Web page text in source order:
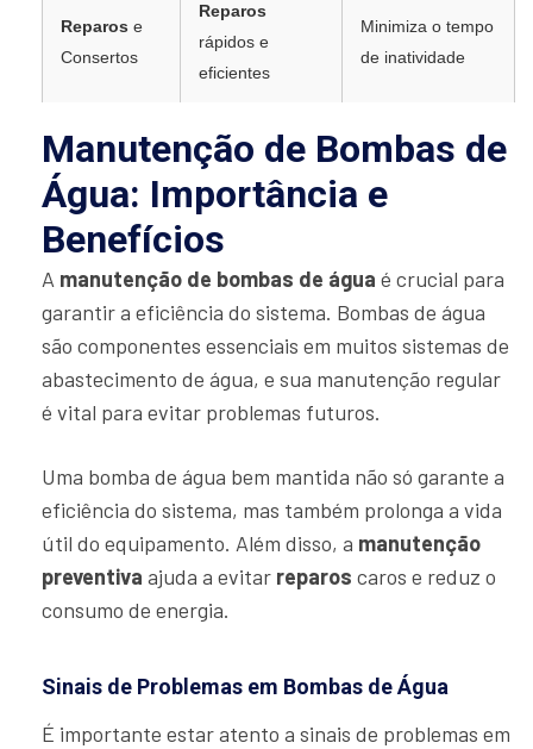
Reparos e
Consertos
Reparos
rápidos e
eficientes
Minimiza o tempo
de inatividade
Manutenção de Bombas de
Água: Importância e
Benefícios
A manutenção de bombas de água é crucial para
garantir a eficiência do sistema. Bombas de água
são componentes essenciais em muitos sistemas de
abastecimento de água, e sua manutenção regular
é vital para evitar problemas futuros.
Uma bomba de água bem mantida não só garante a
eficiência do sistema, mas também prolonga a vida
útil do equipamento. Além disso, a manutenção
preventiva ajuda a evitar reparos caros e reduz o
consumo de energia.
Sinais de Problemas em Bombas de Água
É importante estar atento a sinais de problemas em